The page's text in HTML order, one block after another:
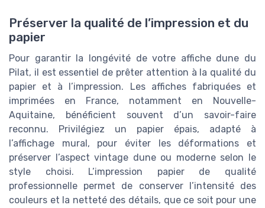
Préserver la qualité de l’impression et du
papier
Pour garantir la longévité de votre affiche dune du
Pilat, il est essentiel de prêter attention à la qualité du
papier et à l’impression. Les affiches fabriquées et
imprimées en France, notamment en Nouvelle-
Aquitaine, bénéficient souvent d’un savoir-faire
reconnu. Privilégiez un papier épais, adapté à
l’affichage mural, pour éviter les déformations et
préserver l’aspect vintage dune ou moderne selon le
style choisi. L’impression papier de qualité
professionnelle permet de conserver l’intensité des
couleurs et la netteté des détails, que ce soit pour une